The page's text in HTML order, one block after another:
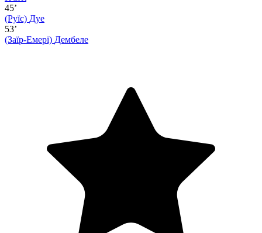
45’
(Руїс) Дуе
53’
(Заїр-Емері) Дембеле